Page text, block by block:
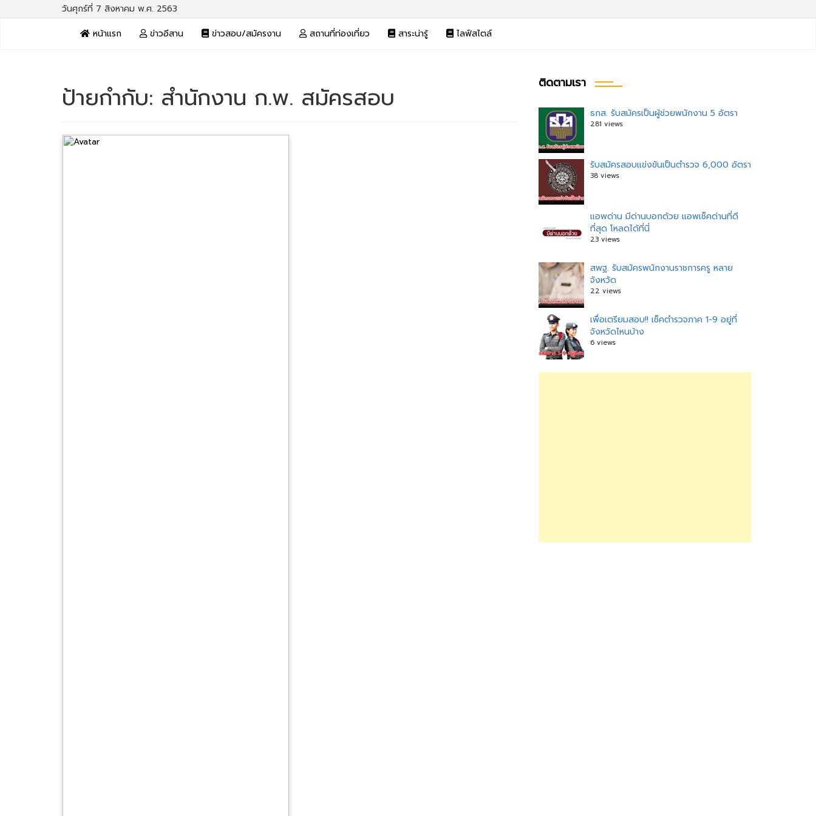
วันศุกร์ที่ 7 สิงหาคม พ.ศ. 2563
หน้าแรก
ข่าวอีสาน ข่าวสอบ/สมัครงาน สถานที่ท่องเที่ยว สาระน่ารู้ ไลฟ์สไตล์
ป้ายกำกับ: สำนักงาน ก.พ. สมัครสอบ ติดตามเรา
ธกส. รับสมัครเป็นผู้ช่วยพนักงาน 5 อัตรา
281 views
รับสมัครสอบแข่งขันเป็นตำรวจ 6,000 อัตรา
38 views
แอพด่าน มีด่านบอกด้วย แอพเช็คด่านที่ดี
ที่สุด โหลดได้ที่นี่
23 views
สพฐ. รับสมัครพนักงานราชการครู หลาย
จังหวัด
22 views
เพื่อเตรียมสอบ!! เช็คตำรวจภาค 1-9 อยู่ที่
จังหวัดไหนบ้าง
6 views